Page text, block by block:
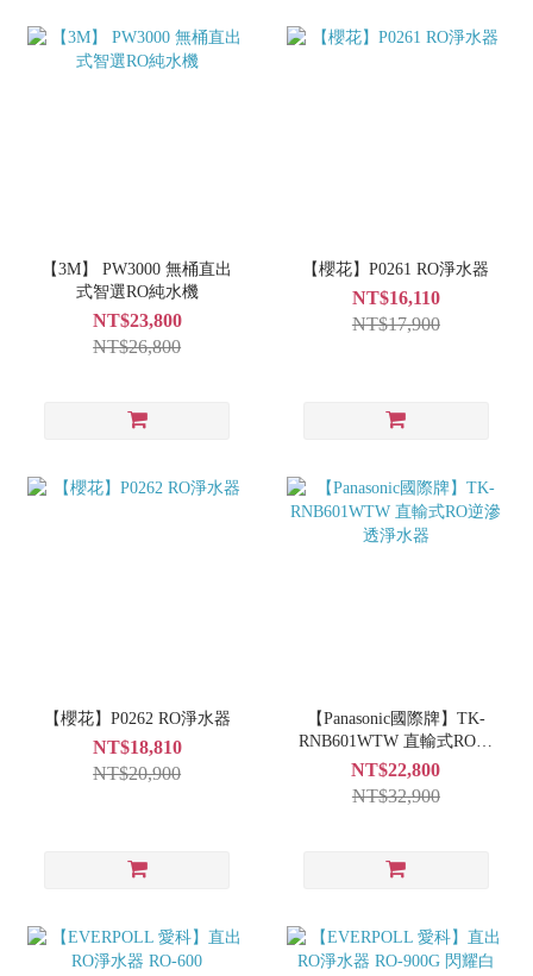
【3M】 PW3000 無桶直出
式智選RO純水機
NT$23,800
NT$26,800
【櫻花】P0261 RO淨水器
NT$16,110
NT$17,900
【櫻花】P0262 RO淨水器
NT$18,810
NT$20,900
【Panasonic國際牌】TK-
RNB601WTW 直輸式RO逆
滲透淨水器
NT$22,800
NT$32,900